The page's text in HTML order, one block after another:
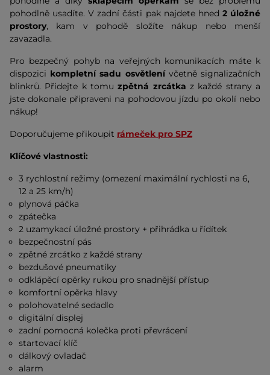
pohodlně usadíte. V zadní části pak najdete hned 2 úložné
prostory, kam v pohodě složíte nákup nebo menší
zavazadla.
Pro bezpečný pohyb na veřejných komunikacích máte k
dispozici kompletní sadu osvětlení včetně signalizačních
blinkrů. Přidejte k tomuzpětná zrcátka z každé strany a
jste dokonale připraveni na pohodovou jízdu po okolí nebo
nákup!
Doporučujeme přikoupit rámeček pro SPZ
Klíčové vlastnosti:
3 rychlostní režimy (omezení maximální rychlosti na 6,
12 a 25 km/h)
plynová páčka
zpátečka
2 uzamykací úložné prostory + přihrádka u řídítek
bezpečnostní pás
zpětné zrcátko z každé strany
bezdušové pneumatiky
odklápěcí opěrky rukou pro snadnější přístup
komfortní opěrka hlavy
polohovatelné sedadlo
digitální displej
zadní pomocná kolečka proti převrácení
startovací klíč
dálkový ovladač
alarm